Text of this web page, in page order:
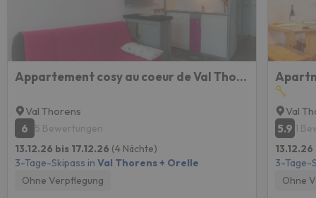
Appartement cosy au coeur de Val Thorens - 4 pers., 2 pièces, skis aux pieds, confort garanti - FR-1
Val Thorens
6
5 Bewertungen
13.12.26 bis 17.12.26 (4 Nächte)
3-Tage-Skipass in Val Thorens + Orelle
Ohne Verpflegung
Val
5.9 1
3-Tage-
Ohne